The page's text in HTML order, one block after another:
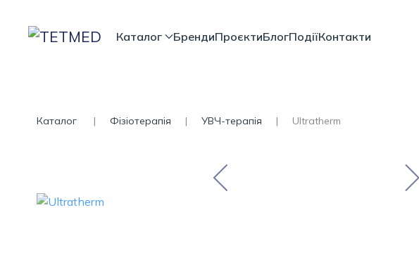
Каталог БрендиПроєктиБлогПодіїКонтакти
Каталог Фізіотерапія УВЧ-терапія Ultratherm